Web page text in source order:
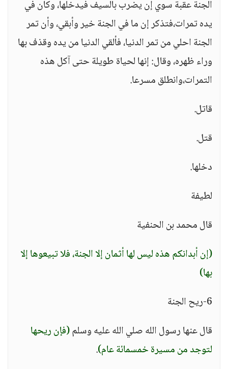
الجنة عقبة سوي إن يضرب بالسيف فيدخلها، وكان في
يده تمرات،فتذكر إن ما في الجنة خير وأبقي، وأن تمر
الجنة احلي من تمر الدنيا، فألقي الدنيا من يده وقذف بها
وراء ظهره، وقال: إنها لحياة طويلة حتى آكل هذه
التمرات،وانطلق مسرعا.
قاتل.
قتل.
دخلها.
لطيفة
قال محمد بن الحنفية
(إن أبدانكم هذه ليس لها أثمان إلا الجنة، فلا تبيعوها إلا
بها)
6-ريح الجنة
قال عنها رسول الله صلي الله عليه وسلم(فإن ريحها
لتوجد من مسيرة خمسمائة عام).